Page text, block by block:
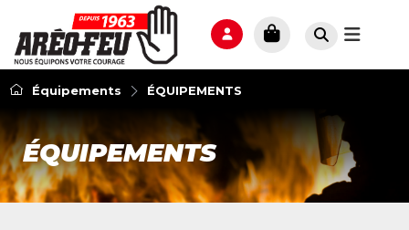
Équipements ÉQUIPEMENTS
ÉQUIPEMENTS